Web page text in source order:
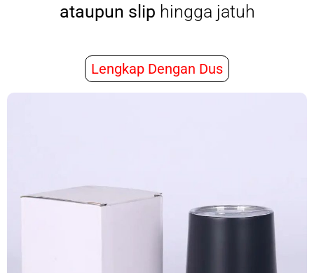
ataupun slip hingga jatuh
Lengkap Dengan Dus